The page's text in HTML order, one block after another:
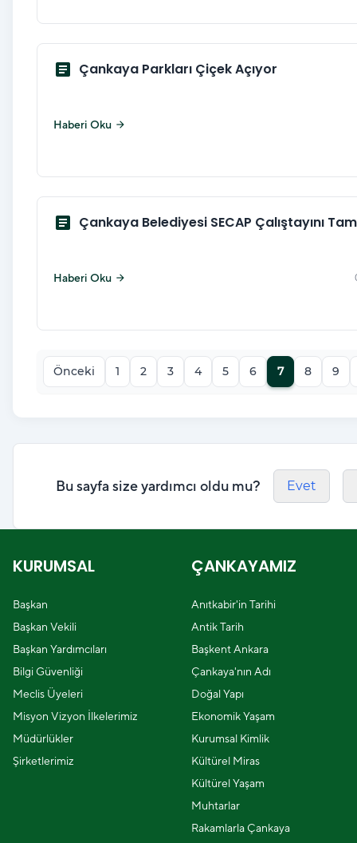
article Çankaya Parkları Çiçek Açıyor
Haberi Oku arrow_forward
article Çankaya Belediyesi SECAP Çalıştayını
Haberi Oku arrow_forward
Önceki 1 2 3 4 5 6 7 8 9
Bu sayfa size yardımcı oldu mu? Evet
KURUMSAL
Başkan
Başkan Vekili
Başkan Yardımcıları
Bilgi Güvenliği
Meclis Üyeleri
Misyon Vizyon İlkelerimiz
Müdürlükler
Şirketlerimiz
ÇANKAYAMIZ
Anıtkabir'in Tarihi
Antik Tarih
Başkent Ankara
Çankaya'nın Adı
Doğal Yapı
Ekonomik Yaşam
Kurumsal Kimlik
Kültürel Miras
Kültürel Yaşam
Muhtarlar
Rakamlarla Çankaya